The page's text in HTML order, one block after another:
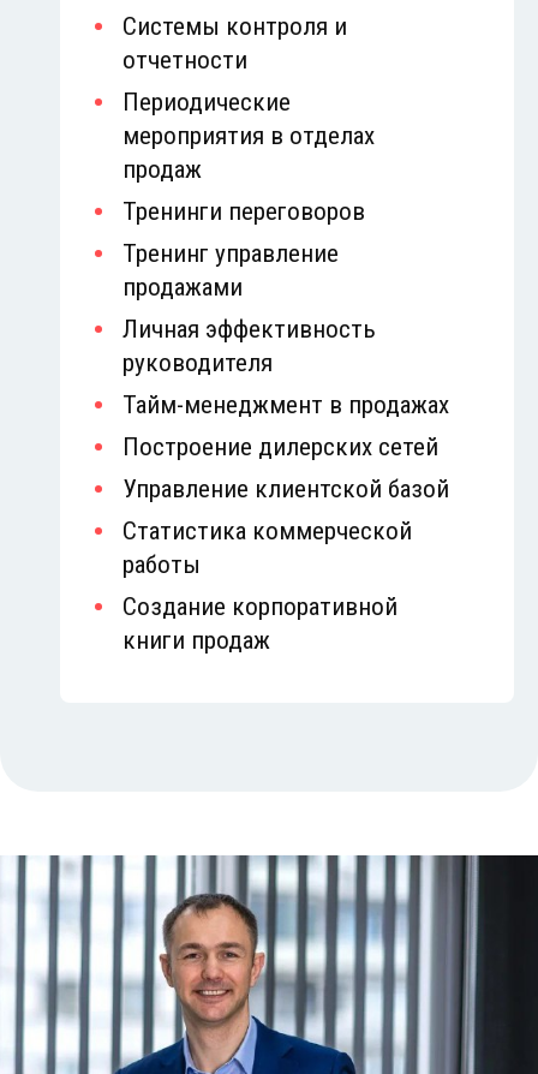
Системы контроля и
отчетности
Периодические
мероприятия в отделах
продаж
Тренинги переговоров
Тренинг управление
продажами
Личная эффективность
руководителя
Тайм-менеджмент в продажах
Построение дилерских сетей
Управление клиентской базой
Статистика коммерческой
работы
Создание корпоративной
книги продаж